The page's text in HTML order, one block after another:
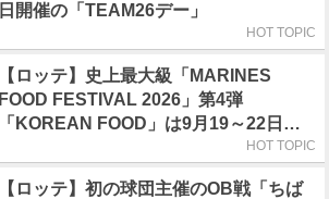
日開催の「TEAM26デー」
HOT TOPIC
【ロッテ】史上最大級「MARINES
FOOD FESTIVAL 2026」第4弾
「KOREAN FOOD」は9月19～22日／
HOT TOPIC
【ロッテ】初の球団主催のOB戦「ちば